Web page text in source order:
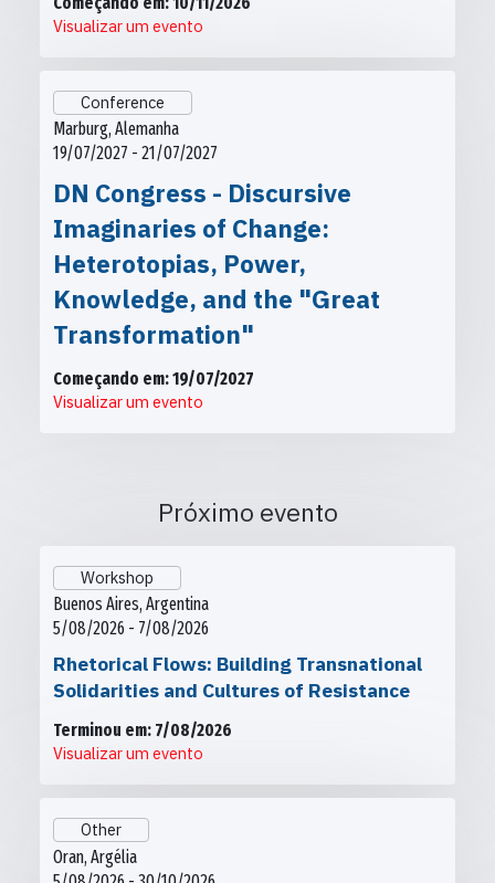
Visualizar um evento
Conference
Marburg, Alemanha
19/07/2027 - 21/07/2027
DN Congress - Discursive
Imaginaries of Change:
Heterotopias, Power,
Knowledge, and the "Great
Transformation"
Começando em: 19/07/2027
Visualizar um evento
Próximo evento
Workshop
Buenos Aires, Argentina
5/08/2026 - 7/08/2026
Rhetorical Flows: Building Transnational
Solidarities and Cultures of Resistance
Terminou em: 7/08/2026
Visualizar um evento
Other
Oran, Argélia